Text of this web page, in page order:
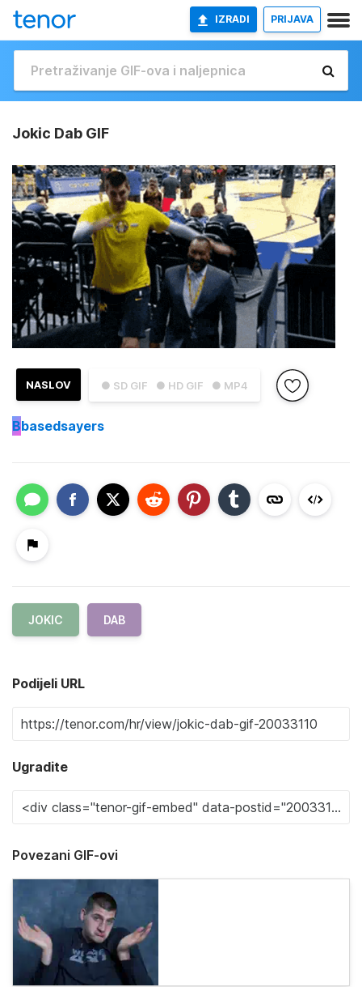
IZRADI PRIJAVA
Jokic Dab GIF
● SD GIF ● HD GIF ● MP4
NASLOV
Bbasedsayers
JOKIC DAB
Podijeli URL
Ugradite
Povezani GIF-ovi